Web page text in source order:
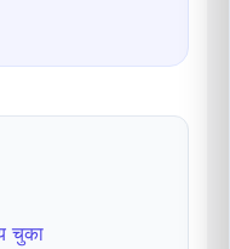
चुका